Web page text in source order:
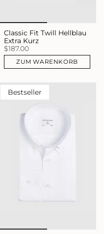
Classic Fit Twill Hellblau
Extra Kurz
$187.00
ZUM WARENKORB
Bestseller